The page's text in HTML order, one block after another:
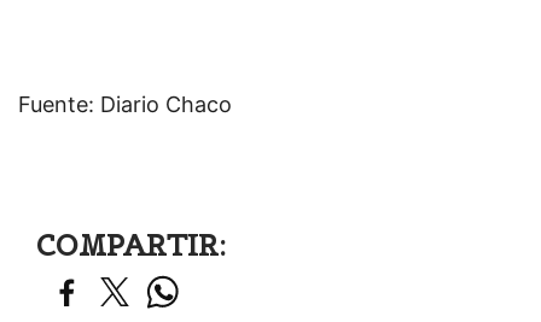
Fuente: Diario Chaco
COMPARTIR: